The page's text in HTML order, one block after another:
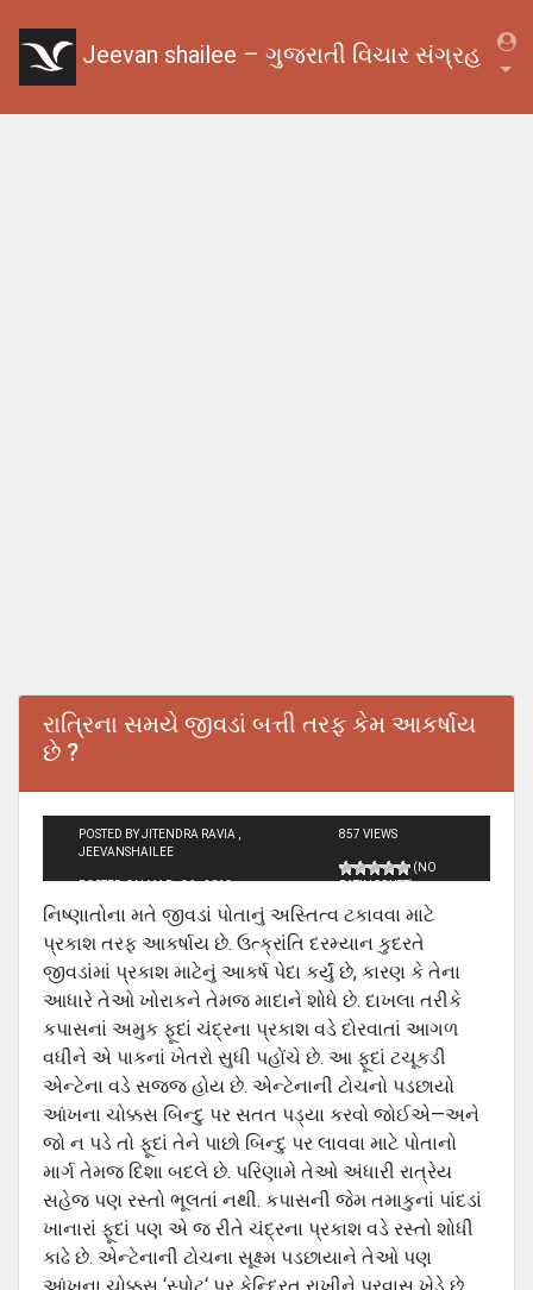
Jeevan shailee – ગુજરાતી વિચાર સંગ્રહ
રાત્રિના સમયે જીવડાં બત્તી તરફ કેમ આકર્ષાય
છે ?
POSTED BY JITENDRA RAVIA ,
JEEVANSHAILEE
POSTED ON MAR - 26 - 2012
857 VIEWS
(NO
RATINGS YET)
નિષ્‍ણાતોના મતે જીવડાં પોતાનું અસ્તિત્‍વ ટકાવવા માટે
પ્રકાશ તરફ આકર્ષાય છે. ઉત્‍ક્રાંતિ દરમ્‍યાન કુદરતે
જીવડાંમાં પ્રકાશ માટેનું આકર્ષ પેદા કર્યું છે, કારણ કે તેના
આધારે તેઓ ખોરાકને તેમજ માદાને શોધે છે. દાખલા તરીકે
કપાસનાં અમુક ફૂદાં ચંદ્રના પ્રકાશ વડે દોરવાતાં આગળ
વધીને એ પાકનાં ખેતરો સુધી પહોંચે છે. આ ફૂદાં ટચૂકડી
એન્‍ટેના વડે સજ્જ હોય છે. એન્‍ટેનાની ટોચનો પડછાયો
આંખના ચોક્કસ બિન્‍દુ પર સતત પડ્યા કરવો જોઈએ—અને
જો ન પડે તો ફૂદાં તેને પાછો બિન્‍દુ પર લાવવા માટે પોતાનો
માર્ગ તેમજ દિશા બદલે છે. પરિણામે તેઓ અંધારી રાત્રેય
સહેજ પણ રસ્‍તો ભૂલતાં નથી. કપાસની જેમ તમાકુનાં પાંદડાં
ખાનારાં ફૂદાં પણ એ જ રીતે ચંદ્રના પ્રકાશ વડે રસ્‍તો શોધી
કાઢે છે. એન્‍ટેનાની ટોચના સૂક્ષ્‍મ પડછાયાને તેઓ પણ